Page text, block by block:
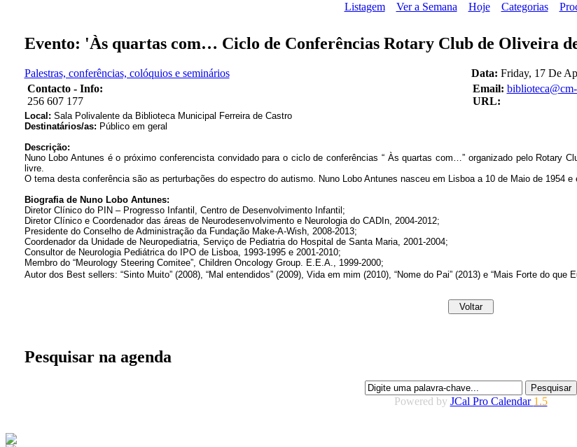
Listagem Ver a Semana Hoje Categorias
Evento: 'Às quartas com… Ciclo de Conferências Rotary Club de Oliveira
Palestras, conferências, colóquios e seminários Data: Friday, 17 De
Contacto - Info:
256 607 177
Email:
URL:
Local: Sala Polivalente da Biblioteca Municipal Ferreira de Castro
Destinatários/as: Público em geral
Descrição:
Nuno Lobo Antunes é o próximo conferencista convidado para o ciclo de conferências “ Às quartas com…” organizado pelo Rotary
livre.
O tema desta conferência são as perturbações do espectro do autismo. Nuno Lobo Antunes nasceu em Lisboa a 10 de Maio de 1954
Biografia de Nuno Lobo Antunes:
Diretor Clínico do PIN – Progresso Infantil, Centro de Desenvolvimento Infantil;
Diretor Clínico e Coordenador das áreas de Neurodesenvolvimento e Neurologia do CADIn, 2004-2012;
Presidente do Conselho de Administração da Fundação Make-A-Wish, 2008-2013;
Coordenador da Unidade de Neuropediatria, Serviço de Pediatria do Hospital de Santa Maria, 2001-2004;
Consultor de Neurologia Pediátrica do IPO de Lisboa, 1993-1995 e 2001-2010;
Membro do “Meurology Steering Comitee”, Children Oncology Group. E.E.A., 1999-2000;
Autor dos Best sellers: “Sinto Muito” (2008), “Mal entendidos” (2009), Vida em mim (2010), “Nome do Pai” (2013) e “Mais Forte do que
Pesquisar na agenda
Powered by JCal Pro Calendar 1.5